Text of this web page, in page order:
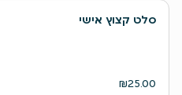
סלט קצוץ אישי
₪25.00